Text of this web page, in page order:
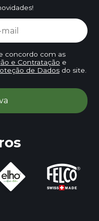
concordo com as
e Contratação e
de Dadosdo site.